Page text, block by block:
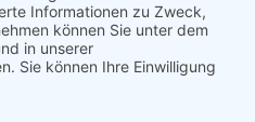
Downloads